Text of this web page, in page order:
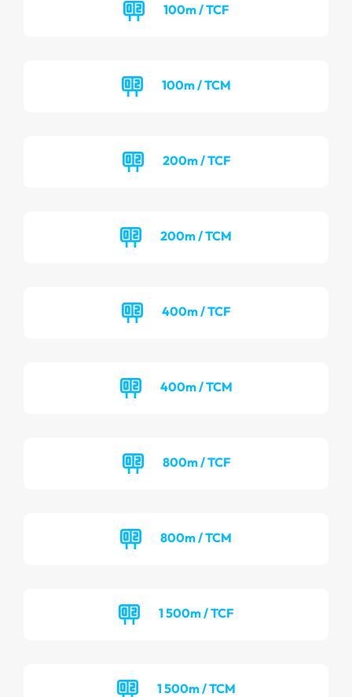
100m / TCF
100m / TCM
200m / TCF
200m / TCM
400m / TCF
400m / TCM
800m / TCF
800m / TCM
1 500m / TCF
1 500m / TCM